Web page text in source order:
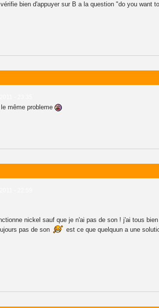
bien d'appuyer sur B a la question "do you
même probleme
nickel sauf que je n'ai pas de son ! j'ai tous
pas de son
est ce que quelquun a une